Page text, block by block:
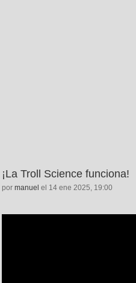
¡La Troll Science funciona!
por manuel el 14 ene 2025, 19:00